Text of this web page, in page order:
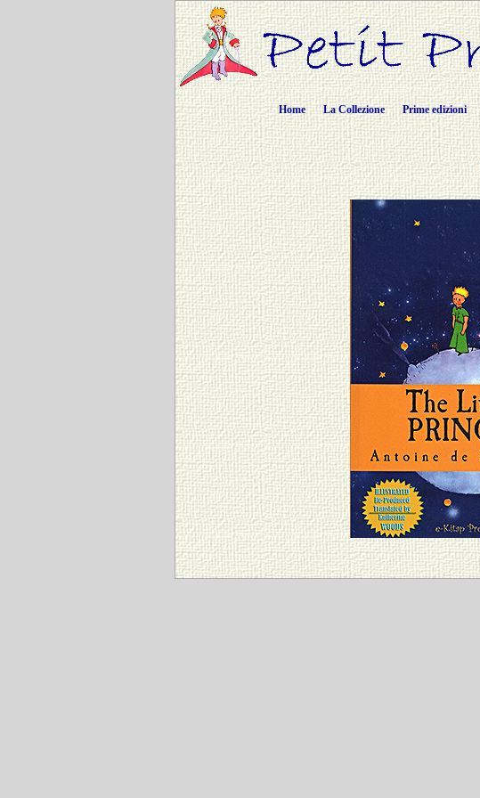
Home La Collezione Prime edizioni